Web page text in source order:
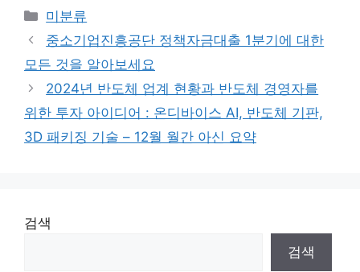
Categories
미분류
중소기업진흥공단 정책자금대출 1분기에 대한
모든 것을 알아보세요
2024년 반도체 업계 현황과 반도체 경영자를
위한 투자 아이디어 : 온디바이스 AI, 반도체 기판,
3D 패키징 기술 – 12월 월간 아신 요약
검색
검색